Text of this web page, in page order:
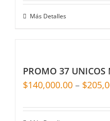
Más Detalles
PROMO 37 UNICOS
$140,000.00 – $